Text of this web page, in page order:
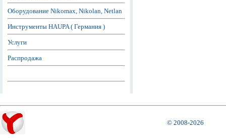
Оборудование Nikomax, Nikolan, Netlan
Инструменты HAUPA ( Германия )
Услуги
Распродажа
© 2008-2026